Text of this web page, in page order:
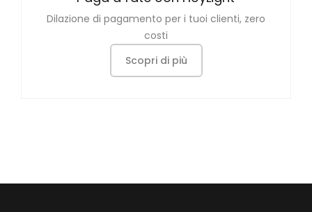
Dilazione di pagamento per i tuoi clienti, zero
costi
Scopri di più